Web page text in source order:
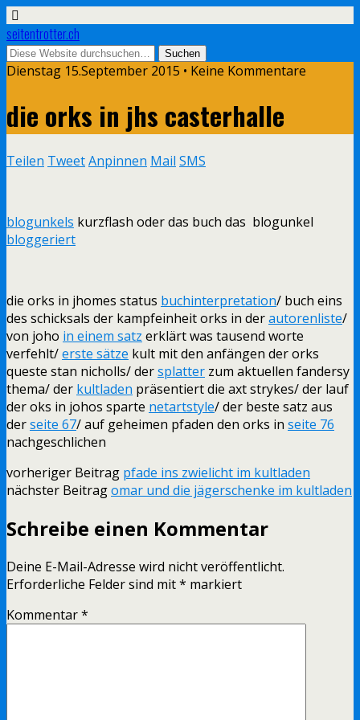
seitentrotter.ch
Dienstag 15.September 2015 • Keine Kommentare
die orks in jhs casterhalle
Teilen TweetAnpinnen Mail SMS
blogunkels kurzflash oder das buch das blogunkel
bloggeriert
die orks in jhomes status buchinterpretation/ buch eins
des schicksals der kampfeinheit orks in derautorenliste/
von joho in einem satz erklärt was tausend worte
verfehlt/erste sätze kult mit den anfängen der orks
queste stan nicholls/ dersplatter zum aktuellen fandersy
thema/ der kultladen präsentiert die axt strykes/ der lauf
der oks in johos sparte netartstyle/ der beste satz aus
derseite 67/ auf geheimen pfaden den orks in seite 76
nachgeschlichen
vorheriger Beitrag pfade ins zwielicht im kultladen
nächster Beitragomar und die jägerschenke im kultladen
Schreibe einen Kommentar
Deine E-Mail-Adresse wird nicht veröffentlicht.
Erforderliche Felder sind mit* markiert
Kommentar*